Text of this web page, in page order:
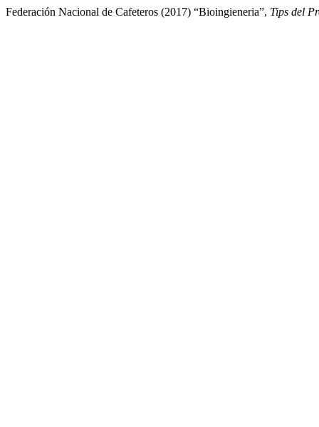
Federación Nacional de Cafeteros (2017) “Bioingieneria”, Tips del